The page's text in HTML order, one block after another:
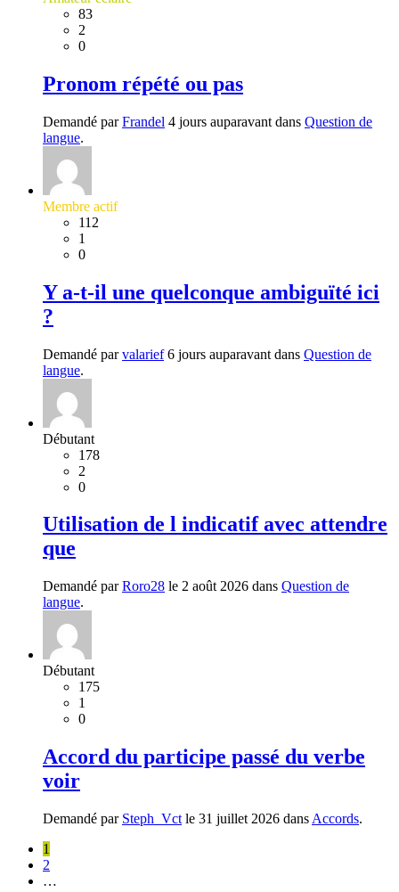
83
2
0
Pronom répété ou pas
Demandé parFrandel 4 jours auparavant dans Question de
langue.
Membre actif
112
1
0
Y a-t-il une quelconque ambiguïté ici
?
Demandé parvalarief6 jours auparavant dans Question de
langue.
Débutant
178
2
0
Utilisation de l indicatif avec attendre
que
Demandé parRoro28 le 2 août 2026 dans Question de
langue.
Débutant
175
1
0
Accord du participe passé du verbe
voir
Demandé par Steph_Vct le 31 juillet 2026 dans Accords.
1
2
…